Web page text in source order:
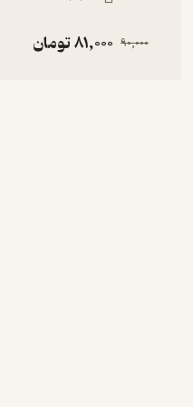
90,000
81,000تومان